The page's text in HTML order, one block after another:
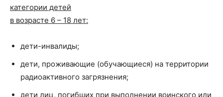
категории детей
в возрасте 6 – 18 лет:
дети-инвалиды;
дети, проживающие (обучающиеся) на территории
радиоактивного загрязнения;
дети лиц, погибших при выполнении воинского или